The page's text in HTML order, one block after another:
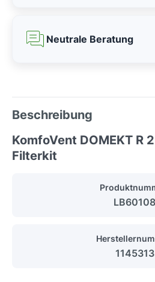
Neutrale Beratung
Beschreibung
KomfoVent DOMEKT R
Filterkit
LB60108
1145313